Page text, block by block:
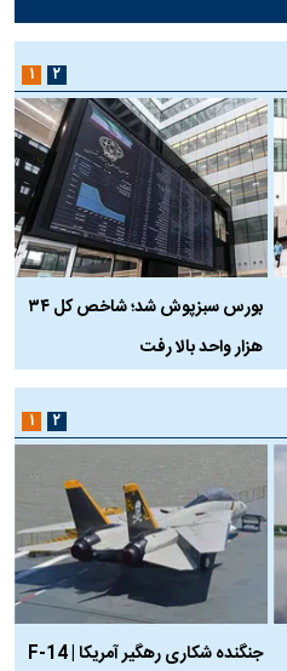
بورس سبزپوش شد؛ شاخص کل ۳۴
هزار واحد بالا رفت
۱ ۲
جنگنده شکاری رهگیر آمریکا | F-14
۱ ۲